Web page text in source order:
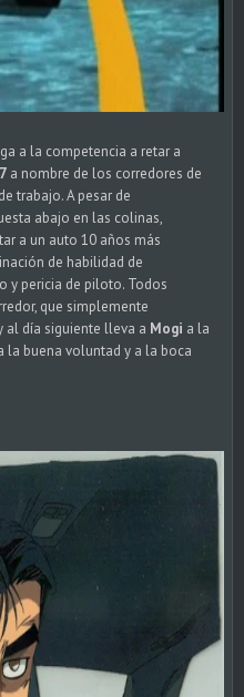
a la competencia a retar a
a nombre de los corredores de
trabajo. A pesar de
abajo en las colinas,
a un auto 10 años más
de habilidad de
y pericia de piloto. Todos
que simplemente
al día siguiente lleva a Mogi a la
la buena voluntad y a la boca